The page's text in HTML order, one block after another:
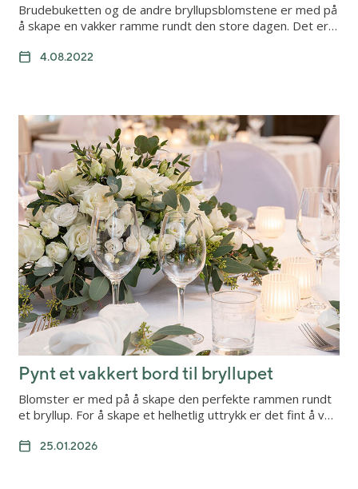
Brudebuketten og de andre bryllupsblomstene er med på
å skape en vakker ramme rundt den store dagen. Det er…
4.08.2022
Pynt et vakkert bord til bryllupet
Blomster er med på å skape den perfekte rammen rundt
et bryllup. For å skape et helhetlig uttrykk er det fint å v…
25.01.2026